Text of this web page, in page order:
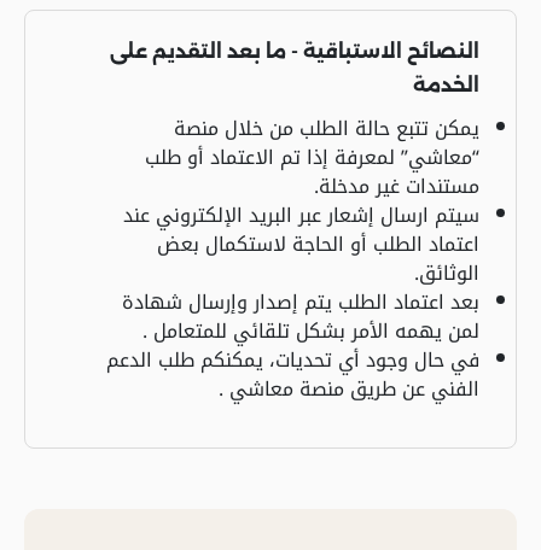
النصائح الاستباقية - ما بعد التقديم على
الخدمة
يمكن تتبع حالة الطلب من خلال منصة
“معاشي” لمعرفة إذا تم الاعتماد أو طلب
مستندات غير مدخلة.
سيتم ارسال إشعار عبر البريد الإلكتروني عند
اعتماد الطلب أو الحاجة لاستكمال بعض
الوثائق.
بعد اعتماد الطلب يتم إصدار وإرسال شهادة
لمن يهمه الأمر بشكل تلقائي للمتعامل .
في حال وجود أي تحديات، يمكنكم طلب الدعم
الفني عن طريق منصة معاشي .